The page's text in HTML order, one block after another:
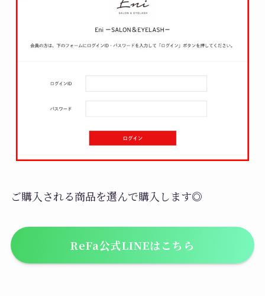
ご購入される商品を選んで購入します◎
ReFa公式LINEはこちら